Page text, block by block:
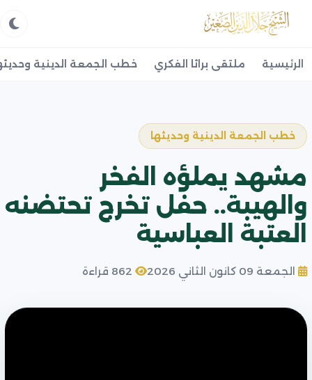
الرئيسية ملتقى براثا الفكري خطب الجمعة الدينية
خطب الجمعة الدينية وحديثها
مشهد يملؤه الفخر
والهيبة.. حفل تخرج تحتضنه
العتبة العباسية
الجمعة 09 كانون الثاني 2026